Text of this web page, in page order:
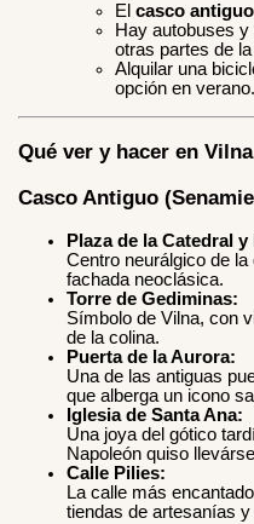
El casco
Hay autobuses
otras partes de
Alquilar una
opción en verano.
Qué ver y hacer en Vilna
Casco Antiguo
Plaza de la Catedral
Centro neurálgico de
fachada neoclásica.
Torre de Gediminas:
Símbolo de Vilna, con
de la colina.
Puerta de la Aurora:
Una de las antiguas
que alberga un icono
Iglesia de Santa Ana:
Una joya del gótico
Napoleón quiso
Calle Pilies:
La calle más
tiendas de artesanías